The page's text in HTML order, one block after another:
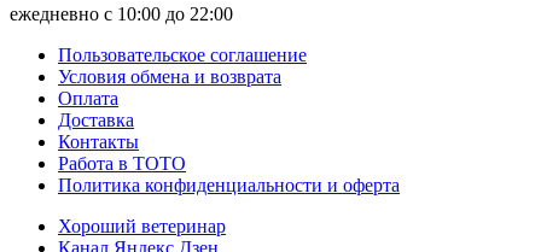
ежедневно с 10:00 до 22:00
Пользовательское соглашение
Условия обмена и возврата
Оплата
Доставка
Контакты
Работа в ТОТО
Политика конфиденциальности и оферта
Хороший ветеринар
Канал Яндекс Дзен